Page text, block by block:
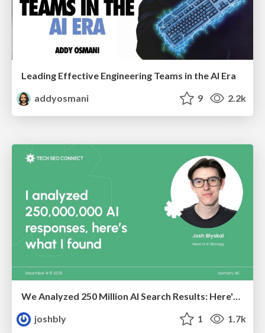
Leading Effective Engineering Teams in the AI Era
addyosmani
9 2.2k
joshbly
1 1.7k